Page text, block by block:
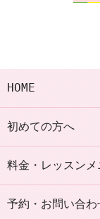
HOME
初めての方へ
料金・レッスンメ
予約・お問い合わ